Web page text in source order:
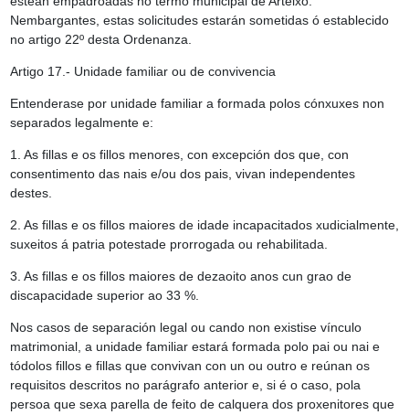
Nembargantes, estas solicitudes estarán sometidas ó establecido
no artigo 22º desta Ordenanza.
Artigo 17.- Unidade familiar ou de convivencia
Entenderase por unidade familiar a formada polos cónxuxes non
separados legalmente e:
1. As fillas e os fillos menores, con excepción dos que, con
consentimento das nais e/ou dos pais, vivan independentes
destes.
2. As fillas e os fillos maiores de idade incapacitados xudicialmente,
suxeitos á patria potestade prorrogada ou rehabilitada.
3. As fillas e os fillos maiores de dezaoito anos cun grao de
discapacidade superior ao 33 %.
Nos casos de separación legal ou cando non existise vínculo
matrimonial, a unidade familiar estará formada polo pai ou nai e
tódolos fillos e fillas que convivan con un ou outro e reúnan os
requisitos descritos no parágrafo anterior e, si é o caso, pola
persoa que sexa parella de feito de calquera dos proxenitores que